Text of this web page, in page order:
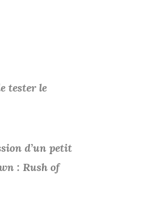
tester le
d’un petit
: Rush of